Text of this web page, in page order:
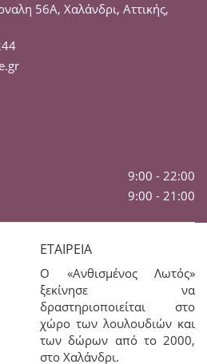
56Α, Χαλάνδρι, Αττικής,
9:00 - 22:00
9:00 - 21:00
ΕΤΑΙΡΕΊΑ
Ο «Ανθισμένος Λωτός»
ξεκίνησε να
δραστηριοποιείται στο
χώρο των λουλουδιών και
των δώρων από το 2000,
στο Χαλάνδρι.